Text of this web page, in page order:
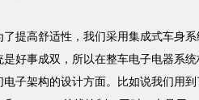
高舒适性，我们采用集成式车身系
好事成双，所以在整车电子电器系
电子架构的设计方面。比如说我们用